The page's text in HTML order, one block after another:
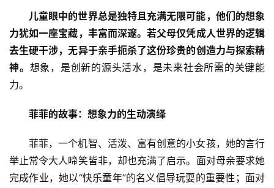
儿童眼中的世界总是独特且充满无限可能，他们的想象
力犹如一座宝藏，丰富而深邃。若父母仅凭成人世界的逻辑
去生硬干涉，无异于亲手扼杀了这份珍贵的创造力与探索精
神。 想象，是创新的源头活水，是未来社会所需的关键能
力。
菲菲的故事：想象力的生动演绎
菲菲，一个机智、活泼、富有创意的小女孩，她的言行
举止常令大人啼笑皆非，却也充满了启示。面对母亲要求她
完成作业，她以“快乐童年”的名义倡导玩耍的重要性；面对